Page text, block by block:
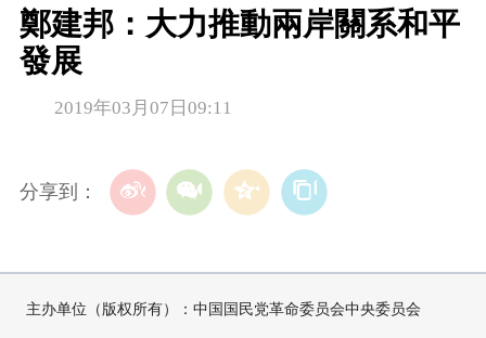
鄭建邦：大力推動兩岸關系和平
發展
2019年03月07日09:11
分享到：
主办单位（版权所有）：中国国民党革命委员会中央委员会